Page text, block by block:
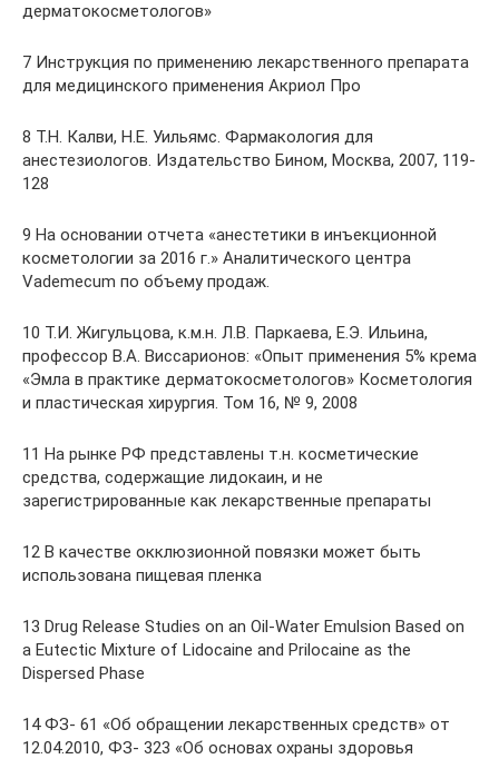
дерматокосметологов»
7 Инструкция по применению лекарственного препарата
для медицинского применения Акриол Про
8 Т.Н. Калви, Н.Е. Уильямс. Фармакология для
анестезиологов. Издательство Бином, Москва, 2007, 119-
128
9 На основании отчета «анестетики в инъекционной
косметологии за 2016 г.» Аналитического центра
Vademecum по объему продаж.
10 Т.И. Жигульцова, к.м.н. Л.В. Паркаева, Е.Э. Ильина,
профессор В.А. Виссарионов: «Опыт применения 5% крема
«Эмла в практике дерматокосметологов» Косметология
и пластическая хирургия. Том 16, № 9, 2008
11 На рынке РФ представлены т.н. косметические
средства, содержащие лидокаин, и не
зарегистрированные как лекарственные препараты
12 В качестве окклюзионной повязки может быть
использована пищевая пленка
13 Drug Release Studies on an Oil-Water Emulsion Based on
a Eutectic Mixture of Lidocaine and Prilocaine as the
Dispersed Phase
14 ФЗ- 61 «Об обращении лекарственных средств» от
12.04.2010, ФЗ- 323 «Об основах охраны здоровья